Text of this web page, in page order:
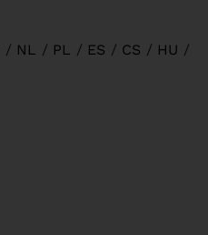
/ NL / PL / ES / CS / HU /